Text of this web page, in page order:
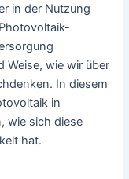
in der Nutzung
Weise, wie wir über
In diesem
in
wie sich diese
hat.